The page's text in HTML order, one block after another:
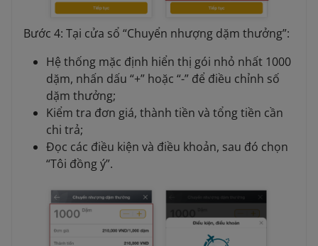
Bước 4: Tại cửa sổ “Chuyển nhượng dặm thưởng”:
Hệ thống mặc định hiển thị gói nhỏ nhất 1000
dặm, nhấn dấu “+” hoặc “-” để điều chỉnh số
dặm thưởng;
Kiểm tra đơn giá, thành tiền và tổng tiền cần
chi trả;
Đọc các điều kiện và điều khoản, sau đó chọn
“Tôi đồng ý”.